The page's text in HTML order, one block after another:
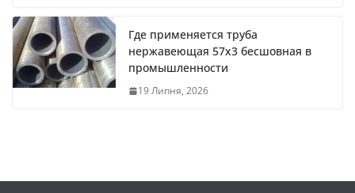
Где применяется труба
нержавеющая 57х3 бесшовная в
промышленности
19 Липня, 2026